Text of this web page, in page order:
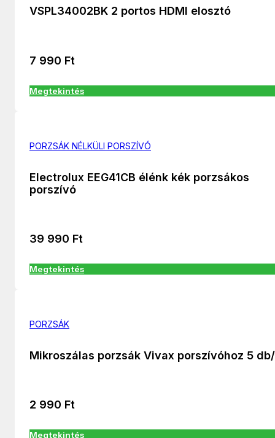
VSPL34002BK 2 portos HDMI elosztó
7 990 Ft
Megtekintés
PORZSÁK NÉLKÜLI PORSZÍVÓ
Electrolux EEG41CB élénk kék porzsákos
porszívó
39 990 Ft
Megtekintés
PORZSÁK
Mikroszálas porzsák Vivax porszívóhoz 5
2 990 Ft
Megtekintés